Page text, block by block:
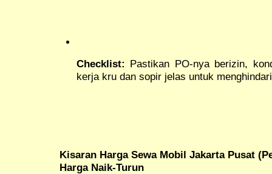
Checklist: Pastikan PO-nya berizin,
kerja kru dan sopir jelas untuk
Kisaran Harga Sewa Mobil Jakarta Pusat
Harga Naik-Turun